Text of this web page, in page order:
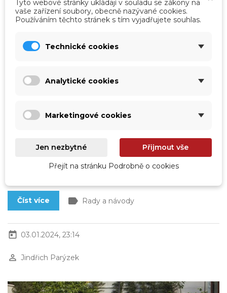
Jak poznat, že bazén netěsní? Pomůže
třeba kbelíkový test
zalité, vám ale radost z plavání kazí zjištění, že hladina
vody v bazénu neobvykle klesá. A tak dopouštíte a
dopouštíte a lámete si hlavu nad příčinou. Uniká snad
voda přímo z bazénu? Je prasklé potrubí? Tři
Číst více label Rady a návody
today 03.01.2024, 23:14
perm_identity Jindřich Parýzek
Tyto webové stránky ukládají v souladu se zákony na
vaše zařízení soubory, obecně nazývané cookies.
Používáním těchto stránek s tím vyjadřujete souhlas.
Technické cookies
Analytické cookies
Marketingové cookies
Jen nezbytné Přijmout vše
Přejít na stránku Podrobně o cookies